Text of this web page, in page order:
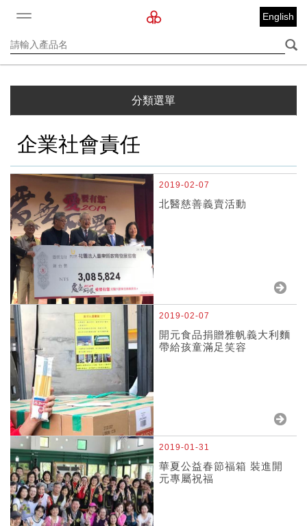
English
分類選單
企業社會責任
2019-02-07
北醫慈善義賣活動
2019-02-07
開元食品捐贈雅帆義大利麵
帶給孩童滿足笑容
2019-01-31
華夏公益春節福箱 裝進開
元專屬祝福